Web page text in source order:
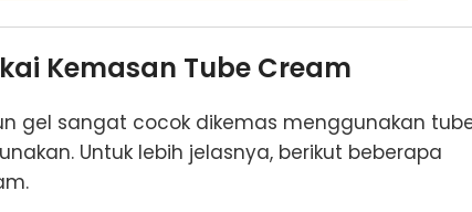
Kemasan Tube Cream
gel sangat cocok dikemas menggunakan
Untuk lebih jelasnya, berikut beberapa